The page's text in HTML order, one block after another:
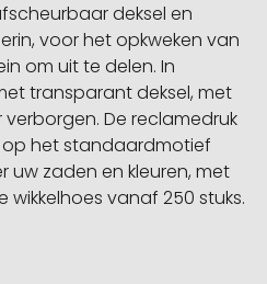
deksel en
voor het opkweken van
om uit te delen. In
transparant deksel, met
De reclamedruk
het standaardmotief
uw zaden en kleuren, met
vanaf 250 stuks.